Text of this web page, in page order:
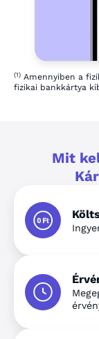
(1) Amennyiben a
fizikai bankkártya
Mit